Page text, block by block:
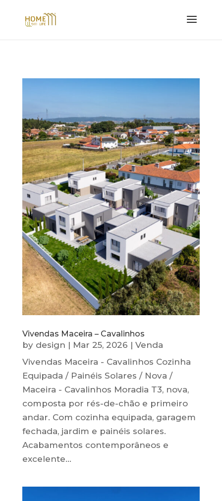
Vivendas Maceira – Cavalinhos
by design | Mar 25, 2026 | Venda
Vivendas Maceira - Cavalinhos Cozinha
Equipada / Painéis Solares / Nova /
Maceira - Cavalinhos Moradia T3, nova,
composta por rés-de-chão e primeiro
andar. Com cozinha equipada, garagem
fechada, jardim e painéis solares.
Acabamentos contemporâneos e
excelente...